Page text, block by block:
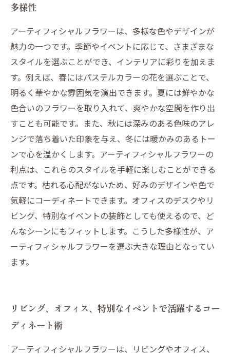
多様性
アーティフィシャルフラワーは、多様な色やデザインが
魅力の一つです。季節やイベントに応じて、さまざまな
スタイルを選ぶことができ、インテリアに彩りを加えま
す。例えば、春にはパステルカラーの花を選ぶことで、
明るく華やかな雰囲気を演出できます。夏には鮮やかな
色合いのフラワーを取り入れて、爽やかな空間を作り出
すことも可能です。また、秋には深みのある色味のアレ
ンジで落ち着いた印象を与え、冬には暖かみのあるトー
ンで心を温かくします。アーティフィシャルフラワーの
利点は、これらのスタイルを手軽に楽しむことができる
点です。枯れる心配がないため、好みのデザインや色で
気軽にコーディネートできます。オフィスのデスクやリ
ビング、特別なイベントの装飾としても使えるので、ど
んなシーンにもフィットします。こうした多様性が、ア
ーティフィシャルフラワーを選ぶ大きな理由となってい
ます。
リビング、オフィス、特別なイベントで活躍するコー
ディネート術
アーティフィシャルフラワーは、リビングやオフィス、